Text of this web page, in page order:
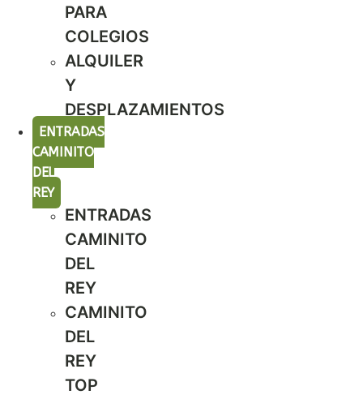
PARA
COLEGIOS
ALQUILER
Y
DESPLAZAMIENTOS
ENTRADAS
CAMINITO
DEL
REY
ENTRADAS
CAMINITO
DEL
REY
CAMINITO
DEL
REY
TOP